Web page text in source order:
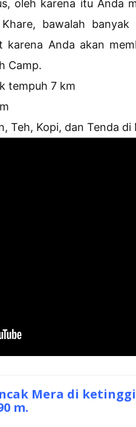
oleh karena itu Anda
bawalah
Anda akan
Camp.
tempuh 7 km
Teh, Kopi, dan Tenda di
Mera di
m.